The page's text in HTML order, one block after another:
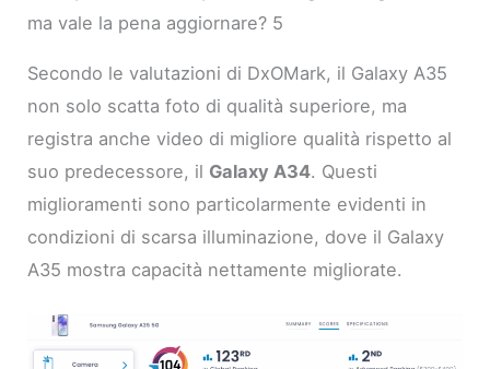
ma vale la pena aggiornare? 5
Secondo le valutazioni di DxOMark, il Galaxy A35
non solo scatta foto di qualità superiore, ma
registra anche video di migliore qualità rispetto al
suo predecessore, il Galaxy A34. Questi
miglioramenti sono particolarmente evidenti in
condizioni di scarsa illuminazione, dove il Galaxy
A35 mostra capacità nettamente migliorate.